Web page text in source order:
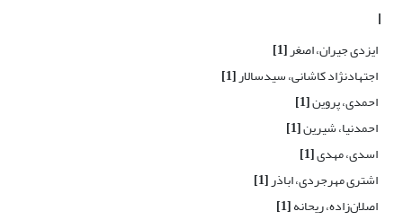
ا
ایزدی جیران، اصغر[1]
اجتهادنژاد کاشانی، سیدسالار[1]
احمدی، پروین[1]
احمدنیا، شیرین[1]
اسدی، مهدی[1]
اشتری مهرجردی، اباذر[1]
اصلان‌زاده، ریحانه[1]